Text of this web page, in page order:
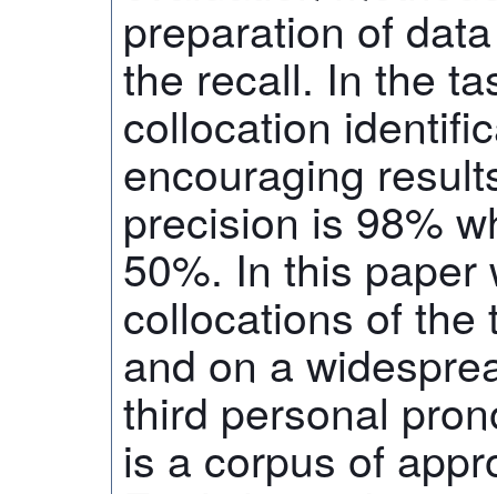
preparation of
the recall. In the
collocation
encouraging
precision is 98%
50%. In this paper
collocations of the
and on a
third personal
is a corpus of